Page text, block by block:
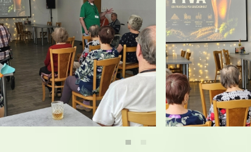
Vystoupení ZŠ U Kapličky